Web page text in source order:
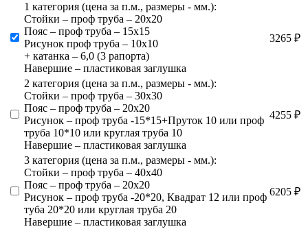
1 категория (цена за п.м., размеры - мм.):
Стойки – проф труба – 20х20
Пояс – проф труба – 15х15
Рисунок проф труба – 10х10
+ катанка – 6,0 (3 рапорта)
Навершие – пластиковая заглушка
3265 ₽
2 категория (цена за п.м., размеры - мм.):
Стойки – проф труба – 30х30
Пояс – проф труба – 20х20
Рисунок – проф труба -15*15+Пруток 10 или проф
труба 10*10 или круглая труба 10
Навершие – пластиковая заглушка
4255 ₽
3 категория (цена за п.м., размеры - мм.):
Стойки – проф труба – 40х40
Пояс – проф труба – 20х20
Рисунок – проф труба -20*20, Квадрат 12 или проф
туба 20*20 или круглая труба 20
Навершие – пластиковая заглушка
6205 ₽